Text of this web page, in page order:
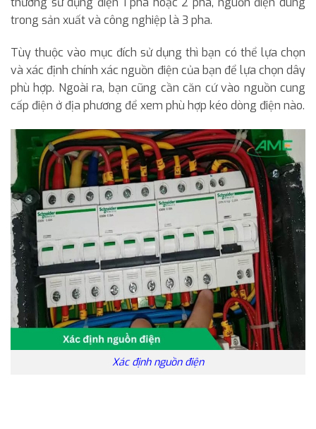
trong sản xuất và công nghiệp là 3 pha.
Tùy thuộc vào mục đích sử dụng thì bạn có thể lựa chọn
và xác định chính xác nguồn điện của bạn để lựa chọn dây
phù hợp. Ngoài ra, bạn cũng cần căn cứ vào nguồn cung
cấp điện ở địa phương để xem phù hợp kéo dòng điện nào.
Xác định nguồn điện